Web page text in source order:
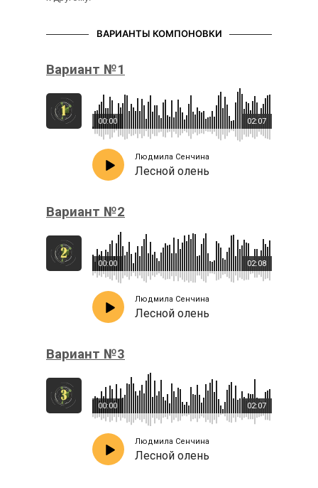
ВАРИАНТЫ КОМПОНОВКИ
Вариант №1
02:07
00:00
Людмила Сенчина
Лесной олень
Вариант №2
02:08
00:00
Людмила Сенчина
Лесной олень
Вариант №3
02:07
00:00
Людмила Сенчина
Лесной олень